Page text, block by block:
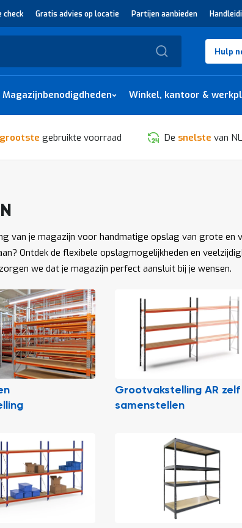
check Gratis advies op locatie Partijen aanbieden
Hulp
Magazijnbenodigdheden Winkel, kantoor &
grootste gebruikte voorraad De snelste van
van je magazijn voor handmatige opslag van grote en
Ontdek de flexibele opslagmogelijkheden en
we dat je magazijn perfect aansluit bij je wensen.
Grootvakstelling AR zelf
samenstellen